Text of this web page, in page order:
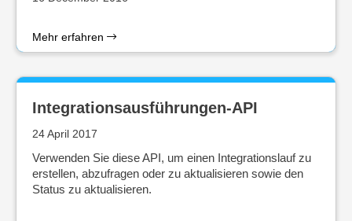
Mehr erfahren
Integrationsausführungen-API
24 April 2017
Verwenden Sie diese API, um einen Integrationslauf zu
erstellen, abzufragen oder zu aktualisieren sowie den
Status zu aktualisieren.